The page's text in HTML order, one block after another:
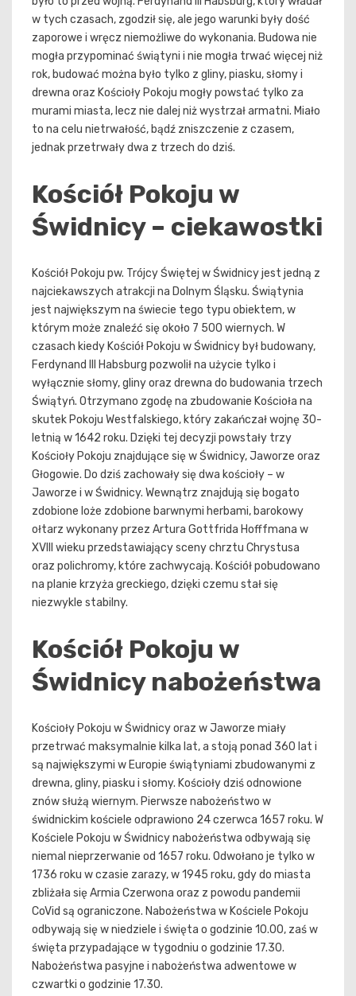
w tych czasach, zgodził się, ale jego warunki były dość
zaporowe i wręcz niemożliwe do wykonania. Budowa nie
mogła przypominać świątyni i nie mogła trwać więcej niż
rok, budować można było tylko z gliny, piasku, słomy i
drewna oraz Kościoły Pokoju mogły powstać tylko za
murami miasta, lecz nie dalej niż wystrzał armatni. Miało
to na celu nietrwałość, bądź zniszczenie z czasem,
jednak przetrwały dwa z trzech do dziś.
Kościół Pokoju w
Świdnicy – ciekawostki
Kościół Pokoju pw. Trójcy Świętej w Świdnicy jest jedną z
najciekawszych atrakcji na Dolnym Śląsku. Świątynia
jest największym na świecie tego typu obiektem, w
którym może znaleźć się około 7 500 wiernych. W
czasach kiedy Kościół Pokoju w Świdnicy był budowany,
Ferdynand III Habsburg pozwolił na użycie tylko i
wyłącznie słomy, gliny oraz drewna do budowania trzech
Świątyń. Otrzymano zgodę na zbudowanie Kościoła na
skutek Pokoju Westfalskiego, który zakańczał wojnę 30-
letnią w 1642 roku. Dzięki tej decyzji powstały trzy
Kościoły Pokoju znajdujące się w Świdnicy, Jaworze oraz
Głogowie. Do dziś zachowały się dwa kościoły – w
Jaworze i w Świdnicy. Wewnątrz znajdują się bogato
zdobione loże zdobione barwnymi herbami, barokowy
ołtarz wykonany przez Artura Gottfrida Hofffmana w
XVIII wieku przedstawiający sceny chrztu Chrystusa
oraz polichromy, które zachwycają. Kościół pobudowano
na planie krzyża greckiego, dzięki czemu stał się
niezwykle stabilny.
Kościół Pokoju w
Świdnicy nabożeństwa
Kościoły Pokoju w Świdnicy oraz w Jaworze miały
przetrwać maksymalnie kilka lat, a stoją ponad 360 lat i
są największymi w Europie świątyniami zbudowanymi z
drewna, gliny, piasku i słomy. Kościoły dziś odnowione
znów służą wiernym. Pierwsze nabożeństwo w
świdnickim kościele odprawiono 24 czerwca 1657 roku. W
Kościele Pokoju w Świdnicy nabożeństwa odbywają się
niemal nieprzerwanie od 1657 roku. Odwołano je tylko w
1736 roku w czasie zarazy, w 1945 roku, gdy do miasta
zbliżała się Armia Czerwona oraz z powodu pandemii
CoVid są ograniczone. Nabożeństwa w Kościele Pokoju
odbywają się w niedziele i święta o godzinie 10.00, zaś w
święta przypadające w tygodniu o godzinie 17.30.
Nabożeństwa pasyjne i nabożeństwa adwentowe w
czwartki o godzinie 17.30.